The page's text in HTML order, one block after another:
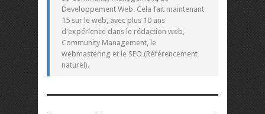
Developpement Web. Cela fait maintenant
15 sur le web, avec plus 10 ans
d'expérience dans le rédaction web,
Community Management, le
webmastering et le SEO (Référencement
naturel).